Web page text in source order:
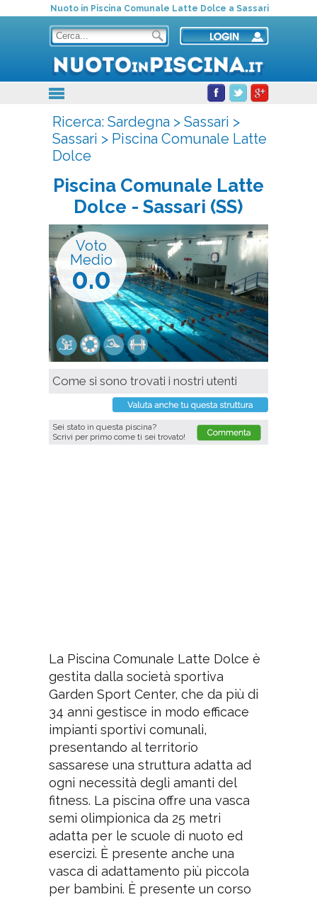
Nuoto in Piscina Comunale Latte Dolce a Sassari
Ricerca: Sardegna> Sassari >
Sassari > Piscina Comunale Latte
Dolce
Piscina Comunale Latte
Dolce - Sassari (SS)
Voto
Medio
0.0
Come si sono trovati i nostri utenti
Sei stato in questa piscina?
Scrivi per primo come ti sei trovato!
La Piscina Comunale Latte Dolce è
gestita dalla società sportiva
Garden Sport Center, che da più di
34 anni gestisce in modo efficace
impianti sportivi comunali,
presentando al territorio
sassarese una struttura adatta ad
ogni necessità degli amanti del
fitness. La piscina offre una vasca
semi olimpionica da 25 metri
adatta per le scuole di nuoto ed
esercizi. È presente anche una
vasca di adattamento più piccola
per bambini. È presente un corso